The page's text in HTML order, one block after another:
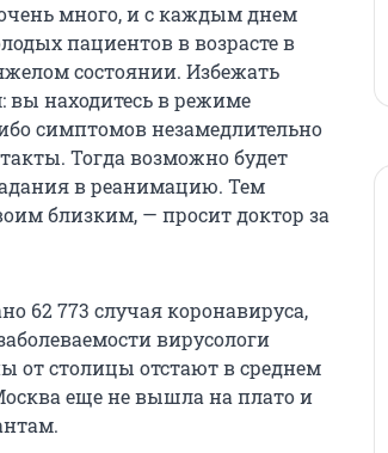
много, и с каждым днем
пациентов в возрасте в
состоянии. Избежать
вы находитесь в режиме
симптомов незамедлительно
Тогда возможно будет
в реанимацию. Тем
близким, — просит доктор за
62 773 случая коронавируса,
вирусологи
от столицы отстают в среднем
еще не вышла на плато и